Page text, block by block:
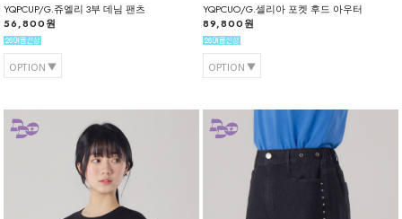
YQPCUP/G.쥬엘리 3부 데님 팬츠
56,800원
OPTION
YQPCUO/G.셀리아 포켓 후드 아우터
89,800원
OPTION